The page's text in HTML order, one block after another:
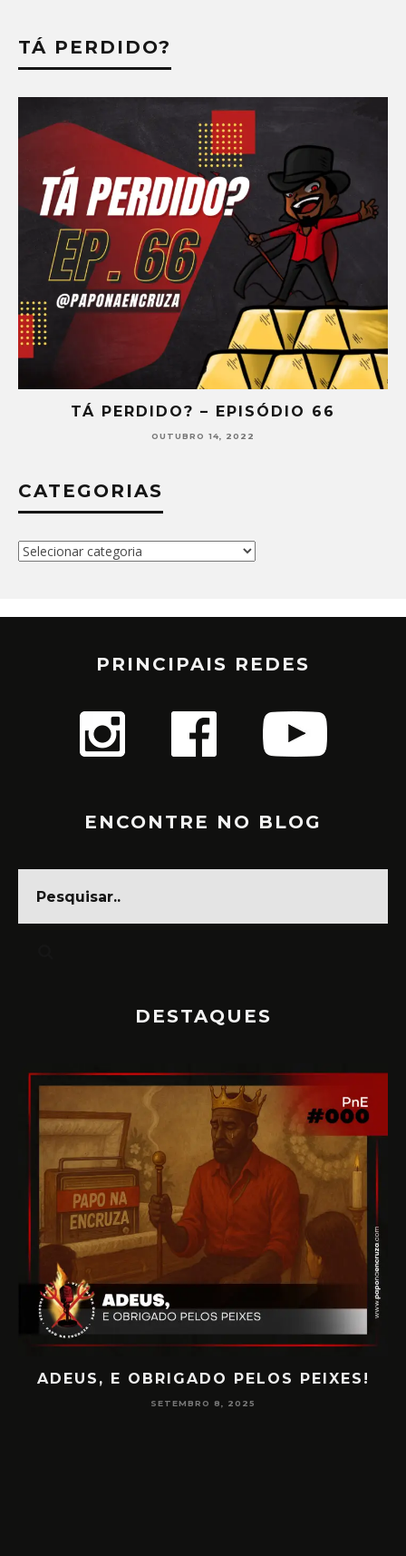
TÁ PERDIDO?
TÁ PERDIDO? – EPISÓDIO 65
SETEMBRO 30, 2022
CATEGORIAS
Categorias
PRINCIPAIS REDES
ENCONTRE NO BLOG
DESTAQUES
PAPO NA ENCRUZA 180 – CONSCIÊNCIA